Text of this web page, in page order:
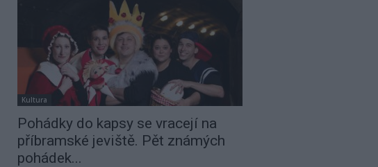
Kultura
Pohádky do kapsy se vracejí na
příbramské jeviště. Pět známých
pohádek...